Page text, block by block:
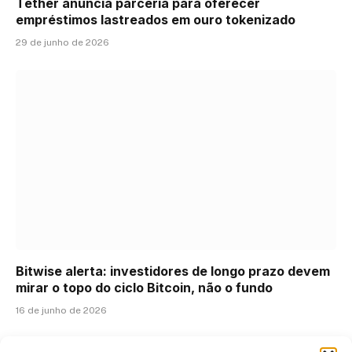
Tether anuncia parceria para oferecer
empréstimos lastreados em ouro tokenizado
29 de junho de 2026
Bitwise alerta: investidores de longo prazo devem
mirar o topo do ciclo Bitcoin, não o fundo
16 de junho de 2026